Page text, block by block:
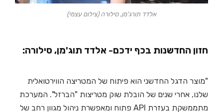
אלדד תורג'מן, סילורה (צילום עצמי)
חזון החדשנות בכף ידכם- אלדד תוג'מן, סילורה:
"מוצר הדגל החדשני הוא פיתוח של המטריצה הווירטואלית
שלנו, אחרי שנים של הובלת שוק מטריצות "הברזל". המערכת
מתממשקת בעזרת API פתוח ומאפשרת ניהול מגוון רחב של